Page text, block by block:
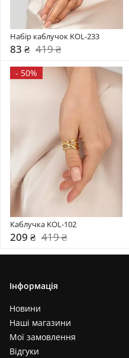
Набір каблучок KOL-233
83 ₴ 419 ₴
- 50%
Каблучка KOL-102
209 ₴ 419 ₴
Інформація
Новини
Наші магазини
Мої замовлення
Відгуки